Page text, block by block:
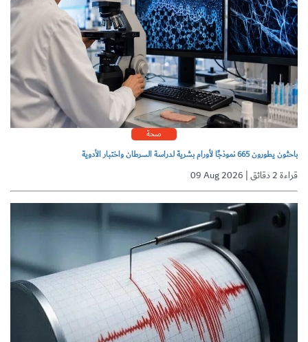
صحة
باحثون يطورون 665 نموذجًا لأورام بشرية لدراسة السرطان واختبار الأدوية
09 Aug 2026 | قراءة 2 دقائق